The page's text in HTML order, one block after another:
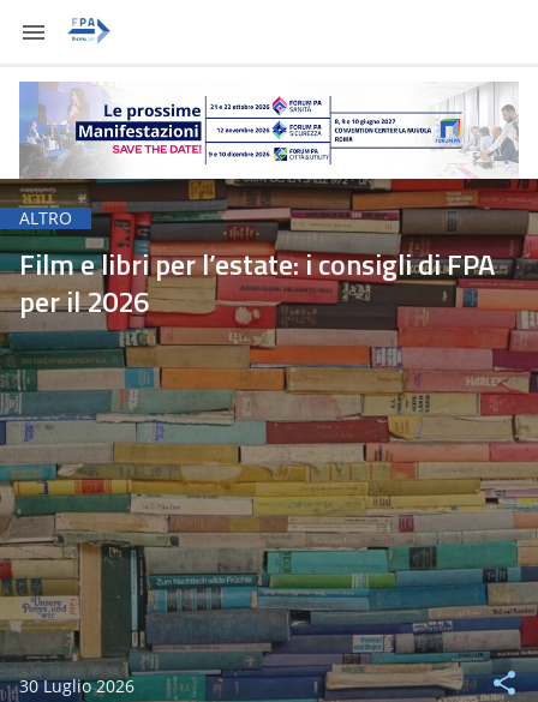
Redazione FPA
ALTRO
Film e libri per l’estate: i consigli di FPA
per il 2026
30 Luglio 2026
Giovanna Stagno
Michela Stentella